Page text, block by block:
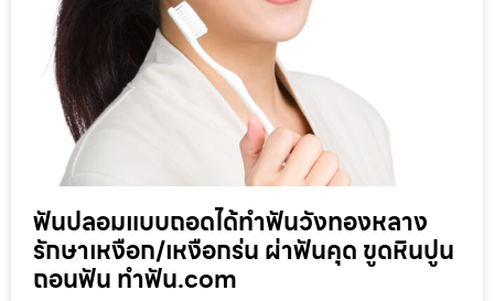
ฟันปลอมแบบถอดได้ทำฟันวังทองหลาง
รักษาเหงือก/เหงือกร่น ผ่าฟันคุด ขูดหินปูน
ถอนฟัน ทำฟัน.com